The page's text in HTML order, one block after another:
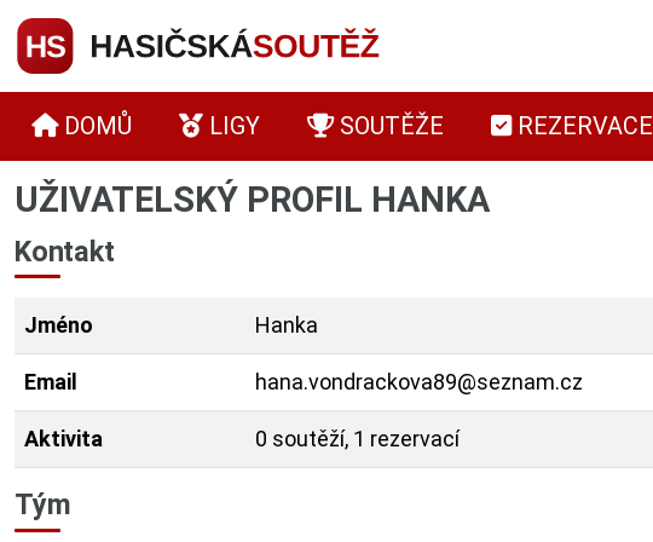
DOMŮ LIGY SOUTĚŽE REZERVACE
UŽIVATELSKÝ PROFIL HANKA
Kontakt
Jméno Hanka
Email hana.vondrackova89@seznam.cz
Aktivita 0 soutěží, 1 rezervací
Tým